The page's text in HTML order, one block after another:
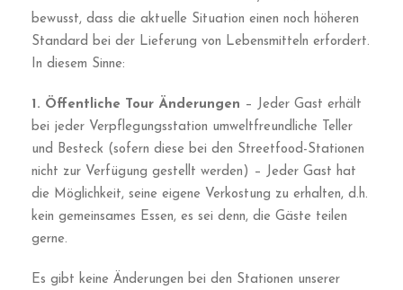
bewusst, dass die aktuelle Situation einen noch höheren
Standard bei der Lieferung von Lebensmitteln erfordert.
In diesem Sinne:
1. Öffentliche Tour Änderungen – Jeder Gast erhält
bei jeder Verpflegungsstation umweltfreundliche Teller
und Besteck (sofern diese bei den Streetfood-Stationen
nicht zur Verfügung gestellt werden) – Jeder Gast hat
die Möglichkeit, seine eigene Verkostung zu erhalten, d.h.
kein gemeinsames Essen, es sei denn, die Gäste teilen
gerne.
Es gibt keine Änderungen bei den Stationen unserer